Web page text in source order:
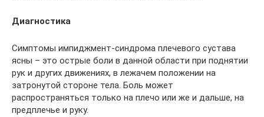
Диагностика
Симптомы импиджмент-синдрома плечевого сустава
ясны – это острые боли в данной области при поднятии
рук и других движениях, в лежачем положении на
затронутой стороне тела. Боль может
распространяться только на плечо или же и дальше, на
предплечье и руку.